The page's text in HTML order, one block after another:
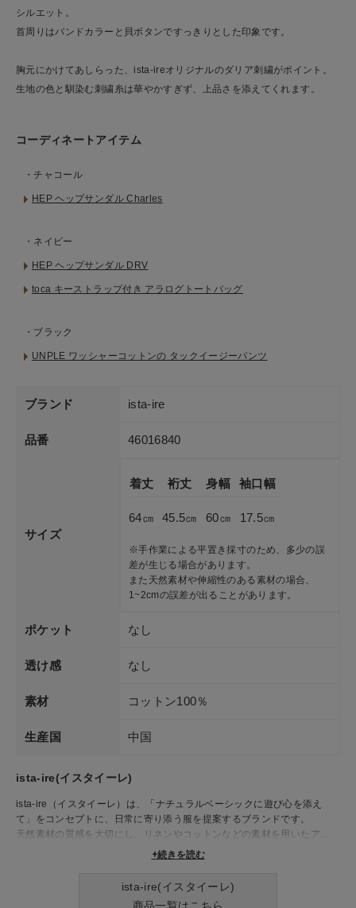
シルエット。
首周りはバンドカラーと貝ボタンですっきりとした印象です。
胸元にかけてあしらった、ista-ireオリジナルのダリア刺繍がポイント。
生地の色と馴染む刺繍糸は華やかすぎず、上品さを添えてくれます。
コーディネートアイテム
・チャコール
HEP ヘップサンダル Charles
・ネイビー
HEP ヘップサンダル DRV
toca キーストラップ付き アラログトートバッグ
・ブラック
UNPLE ワッシャーコットンの タックイージーパンツ
ブランド ista-ire
品番 46016840
サイズ
着丈
64㎝
裄丈
45.5㎝
身幅
60㎝
袖口幅
17.5㎝
※手作業による平置き採寸のため、多少の誤
差が生じる場合があります。
また天然素材や伸縮性のある素材の場合、
1~2cmの誤差が出ることがあります。
ポケット なし
透け感 なし
素材 コットン100％
生産国 中国
ista-ire(イスタイーレ)
ista-ire（イスタイーレ）は、「ナチュラルベーシックに遊び心を添え
て」をコンセプトに、日常に寄り添う服を提案するブランドです。
​天然素材の質感を大切にし、リネンやコットンなどの素材を用いたアイテ
ムは、着心地の良さと美しいシルエットを兼ね備えています。​シンプルな
は、ワンピースやブラウス、パンツなど、幅広いアイテムを展開し、日々
+続きを読む
ista-ire(イスタイーレ)